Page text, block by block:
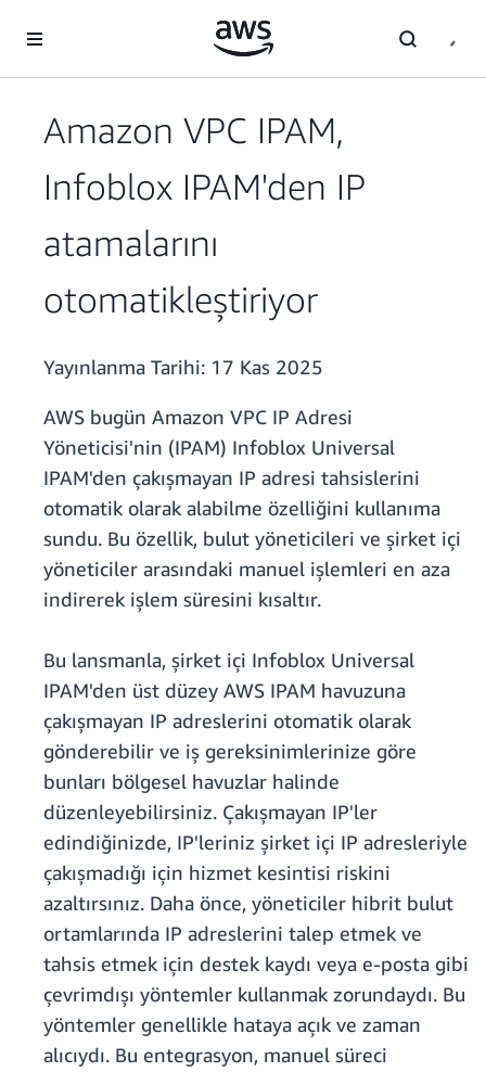
Amazon VPC IPAM,
Infoblox IPAM'den IP
atamalarını
otomatikleştiriyor
Yayınlanma Tarihi: 17 Kas 2025
AWS bugün Amazon VPC IP Adresi
Yöneticisi'nin (IPAM) Infoblox Universal
IPAM'den çakışmayan IP adresi tahsislerini
otomatik olarak alabilme özelliğini kullanıma
sundu. Bu özellik, bulut yöneticileri ve şirket içi
yöneticiler arasındaki manuel işlemleri en aza
indirerek işlem süresini kısaltır.
Bu lansmanla, şirket içi Infoblox Universal
IPAM'den üst düzey AWS IPAM havuzuna
çakışmayan IP adreslerini otomatik olarak
gönderebilir ve iş gereksinimlerinize göre
bunları bölgesel havuzlar halinde
düzenleyebilirsiniz. Çakışmayan IP'ler
edindiğinizde, IP'leriniz şirket içi IP adresleriyle
çakışmadığı için hizmet kesintisi riskini
azaltırsınız. Daha önce, yöneticiler hibrit bulut
ortamlarında IP adreslerini talep etmek ve
tahsis etmek için destek kaydı veya e-posta gibi
çevrimdışı yöntemler kullanmak zorundaydı. Bu
yöntemler genellikle hataya açık ve zaman
alıcıydı. Bu entegrasyon, manuel süreci